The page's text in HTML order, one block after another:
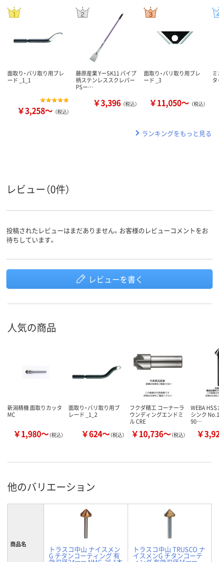
面取り・バリ取り用ブレ
ード _1_1
￥3,258～ （税込）
藤原産業 YーSK11 パイプ
柄ステンレススクレパー
PSー…
￥3,396 （税込）
面取り・バリ取り用ブレ
ード _3
￥11,050～ （税込）
ランキングをもっと見る
レビュー（0件）
投稿されたレビューはまだありません。お客様のレビューコメントをお
待ちしています。
レビューを書く
人気の商品
新潟精機 面取りカッタ
MC
￥1,980～（税込）
面取り・バリ取り用ブ
レード _1_2
￥624～（税込）
フクダ精工 コーナーラ
ウンディングエンドミ
ル CRE
￥10,736～（税込）
WEBA
シンク
90…
￥
他のバリエーション
商品名
トラスコ中山 ナイスメン
G チタンコーティング 有
トラスコ中山 TRUSCO ナ
イスメンG チタンコーテ